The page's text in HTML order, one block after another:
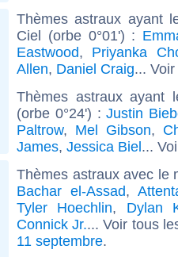
Thèmes astraux ayant
Ciel (orbe 0°01') :
Eastwood, Priyanka
Allen, Daniel Craig...
Thèmes astraux ayant
(orbe 0°24') :Justin
Paltrow, Mel Gibson,
James, Jessica Biel...
Thèmes astraux avec le
Bachar el-Assad,
Tyler Hoechlin, Dylan
Connick Jr.... Voir tous
11 septembre.